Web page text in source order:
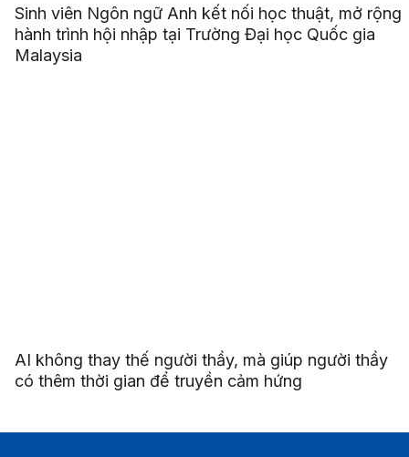
Sinh viên Ngôn ngữ Anh kết nối học thuật, mở rộng
hành trình hội nhập tại Trường Đại học Quốc gia
Malaysia
AI không thay thế người thầy, mà giúp người thầy
có thêm thời gian để truyền cảm hứng